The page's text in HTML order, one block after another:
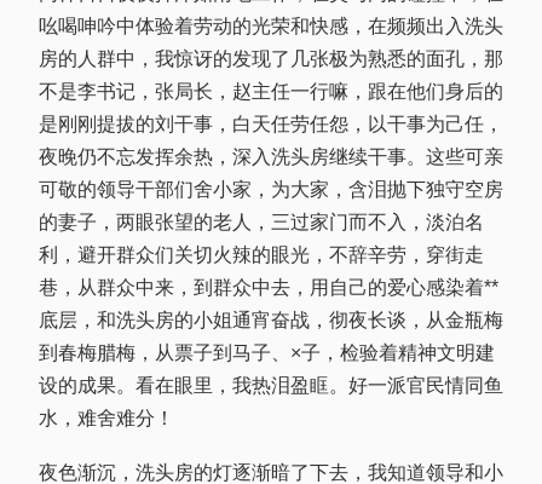
吆喝呻吟中体验着劳动的光荣和快感，在频频出入洗头
房的人群中，我惊讶的发现了几张极为熟悉的面孔，那
不是李书记，张局长，赵主任一行嘛，跟在他们身后的
是刚刚提拔的刘干事，白天任劳任怨，以干事为己任，
夜晚仍不忘发挥余热，深入洗头房继续干事。这些可亲
可敬的领导干部们舍小家，为大家，含泪抛下独守空房
的妻子，两眼张望的老人，三过家门而不入，淡泊名
利，避开群众们关切火辣的眼光，不辞辛劳，穿街走
巷，从群众中来，到群众中去，用自己的爱心感染着**
底层，和洗头房的小姐通宵奋战，彻夜长谈，从金瓶梅
到春梅腊梅，从票子到马子、×子，检验着精神文明建
设的成果。看在眼里，我热泪盈眶。好一派官民情同鱼
水，难舍难分！
夜色渐沉，洗头房的灯逐渐暗了下去，我知道领导和小